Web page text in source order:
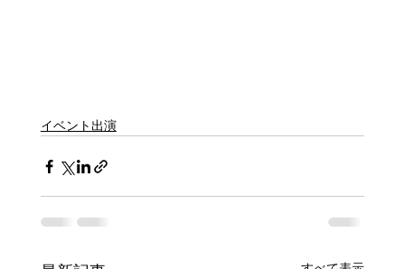
イベント出演